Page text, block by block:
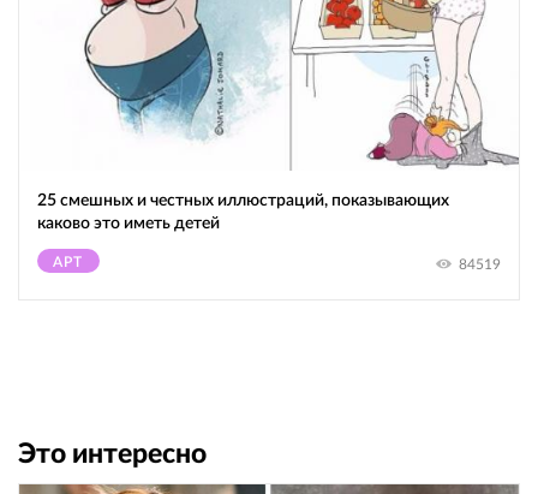
25 смешных и честных иллюстраций, показывающих
каково это иметь детей
АРТ 84519
Это интересно